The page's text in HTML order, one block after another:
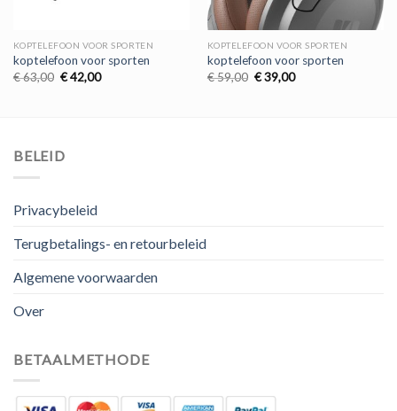
KOPTELEFOON VOOR SPORTEN
koptelefoon voor sporten
€63,00 Oorspronkelijke
€42,00Huidige
KOPTELEFOON VOOR SPORTEN
koptelefoon voor sporten
€59,00 Oorspronkelijke
€39,00Huidige
BELEID
Privacybeleid
Terugbetalings- en retourbeleid
Algemene voorwaarden
Over
BETAALMETHODE